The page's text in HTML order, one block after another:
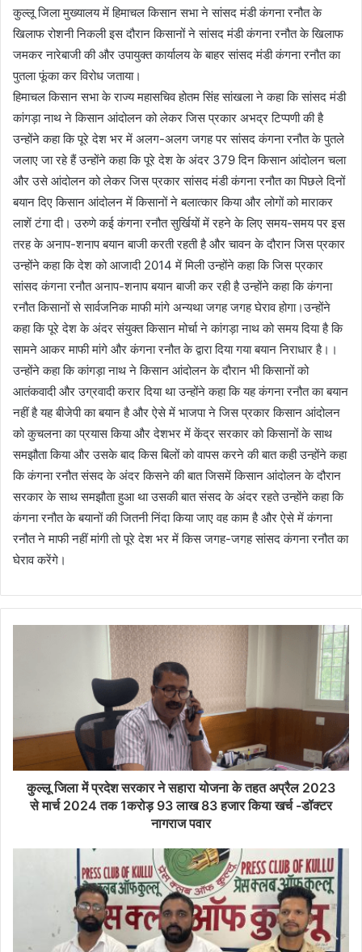
कुल्लू जिला मुख्यालय में हिमाचल किसान सभा ने सांसद मंडी कंगना रनौत के
खिलाफ रोशनी निकली इस दौरान किसानों ने सांसद मंडी कंगना रनौत के खिलाफ
जमकर नारेबाजी की और उपायुक्त कार्यालय के बाहर सांसद मंडी कंगना रनौत का
पुतला फूंका कर विरोध जताया।
हिमाचल किसान सभा के राज्य महासचिव होतम सिंह सांखला ने कहा कि सांसद मंडी
कांगड़ा नाथ ने किसान आंदोलन को लेकर जिस प्रकार अभद्र टिप्पणी की है
उन्होंने कहा कि पूरे देश भर में अलग-अलग जगह पर सांसद कंगना रनौत के पुतले
जलाए जा रहे हैं उन्होंने कहा कि पूरे देश के अंदर 379 दिन किसान आंदोलन चला
और उसे आंदोलन को लेकर जिस प्रकार सांसद मंडी कंगना रनौत का पिछले दिनों
बयान दिए किसान आंदोलन में किसानों ने बलात्कार किया और लोगों को माराकर
लाशें टंगा दी। उरुणे कई कंगना रनौत सुर्खियों में रहने के लिए समय-समय पर इस
तरह के अनाप-शनाप बयान बाजी करती रहती है और चावन के दौरान जिस प्रकार
उन्होंने कहा कि देश को आजादी 2014 में मिली उन्होंने कहा कि जिस प्रकार
सांसद कंगना रनौत अनाप-शनाप बयान बाजी कर रही है उन्होंने कहा कि कंगना
रनौत किसानों से सार्वजनिक माफी मांगे अन्यथा जगह जगह घेराव होगा।उन्होंने
कहा कि पूरे देश के अंदर संयुक्त किसान मोर्चा ने कांगड़ा नाथ को समय दिया है कि
सामने आकर माफी मांगे और कंगना रनौत के द्वारा दिया गया बयान निराधार है।।
उन्होंने कहा कि कांगड़ा नाथ ने किसान आंदोलन के दौरान भी किसानों को
आतंकवादी और उग्रवादी करार दिया था उन्होंने कहा कि यह कंगना रनौत का बयान
नहीं है यह बीजेपी का बयान है और ऐसे में भाजपा ने जिस प्रकार किसान आंदोलन
को कुचलना का प्रयास किया और देशभर में केंद्र सरकार को किसानों के साथ
समझौता किया और उसके बाद किस बिलों को वापस करने की बात कही उन्होंने कहा
कि कंगना रनौत संसद के अंदर किसने की बात जिसमें किसान आंदोलन के दौरान
सरकार के साथ समझौता हुआ था उसकी बात संसद के अंदर रहते उन्होंने कहा कि
कंगना रनौत के बयानों की जितनी निंदा किया जाए वह काम है और ऐसे में कंगना
रनौत ने माफी नहीं मांगी तो पूरे देश भर में किस जगह-जगह सांसद कंगना रनौत का
घेराव करेंगे।
कुल्लू जिला में प्रदेश सरकार ने सहारा योजना के तहत अप्रैल 2023
से मार्च 2024 तक 1करोड़ 93 लाख 83 हजार किया खर्च -डॉक्टर
नागराज पवार